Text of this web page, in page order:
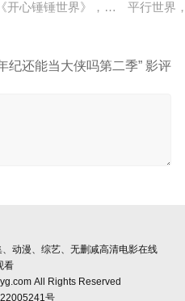
精心打造的数字世界时，他原
开心锤锤世界》，生活着乐观善
平行世界
纪还能当大侠吗第二季” 影评
动漫、综艺、无删减高清电影在线
看
All Rights Reserved
号